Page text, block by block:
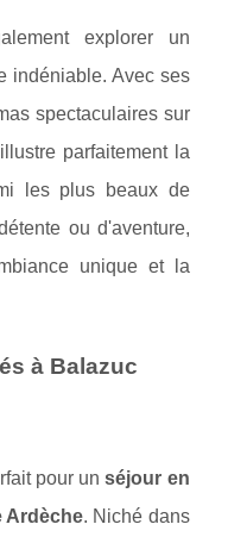
explorer un
indéniable. Avec ses
spectaculaires sur
parfaitement la
les plus beaux de
ou d'aventure,
unique et la
à Balazuc
pour unséjour en
Ardèche. Niché dans